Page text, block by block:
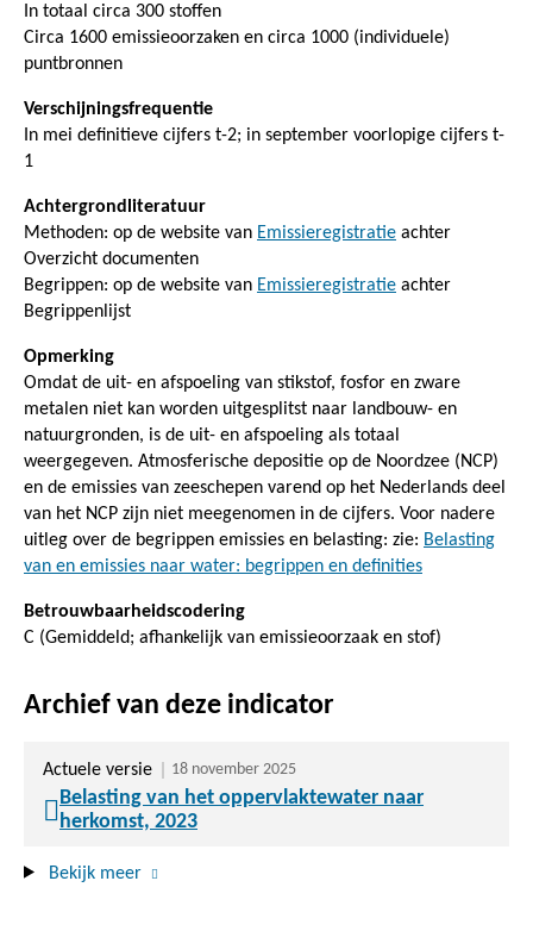
In totaal circa 300 stoffen
Circa 1600 emissieoorzaken en circa 1000 (individuele)
puntbronnen
Verschijningsfrequentie
In mei definitieve cijfers t-2; in september voorlopige cijfers t-
1
Achtergrondliteratuur
Methoden: op de website van Emissieregistratie achter
Overzicht documenten
Begrippen: op de website van Emissieregistratie achter
Begrippenlijst
Opmerking
Omdat de uit- en afspoeling van stikstof, fosfor en zware
metalen niet kan worden uitgesplitst naar landbouw- en
natuurgronden, is de uit- en afspoeling als totaal
weergegeven. Atmosferische depositie op de Noordzee (NCP)
en de emissies van zeeschepen varend op het Nederlands deel
van het NCP zijn niet meegenomen in de cijfers. Voor nadere
uitleg over de begrippen emissies en belasting: zie: Belasting
van en emissies naar water: begrippen en definities
Betrouwbaarheidscodering
C (Gemiddeld; afhankelijk van emissieoorzaak en stof)
Archief van deze indicator
Actuele versie 18 november 2025
Belasting van het oppervlaktewater naar
herkomst, 2023
Bekijk meer